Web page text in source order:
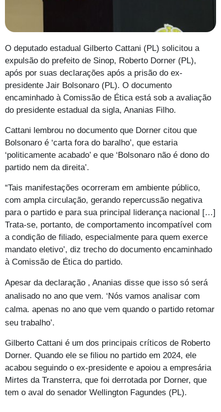
O deputado estadual Gilberto Cattani (PL) solicitou a
expulsão do prefeito de Sinop, Roberto Dorner (PL),
após por suas declarações após a prisão do ex-
presidente Jair Bolsonaro (PL). O documento
encaminhado à Comissão de Ética está sob a avaliação
do presidente estadual da sigla, Ananias Filho.
Cattani lembrou no documento que Dorner citou que
Bolsonaro é ‘carta fora do baralho’, que estaria
‘politicamente acabado’ e que ‘Bolsonaro não é dono do
partido nem da direita’.
“Tais manifestações ocorreram em ambiente público,
com ampla circulação, gerando repercussão negativa
para o partido e para sua principal liderança nacional […]
Trata-se, portanto, de comportamento incompatível com
a condição de filiado, especialmente para quem exerce
mandato eletivo’, diz trecho do documento encaminhado
à Comissão de Ética do partido.
Apesar da declaração , Ananias disse que isso só será
analisado no ano que vem. ‘Nós vamos analisar com
calma. apenas no ano que vem quando o partido retomar
seu trabalho’.
Gilberto Cattani é um dos principais críticos de Roberto
Dorner. Quando ele se filiou no partido em 2024, ele
acabou seguindo o ex-presidente e apoiou a empresária
Mirtes da Transterra, que foi derrotada por Dorner, que
tem o aval do senador Wellington Fagundes (PL).